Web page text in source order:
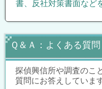
書、反社対策書面など
Ｑ＆Ａ：よくある質問
探偵興信所や調査のこ
質問にお答えしていま